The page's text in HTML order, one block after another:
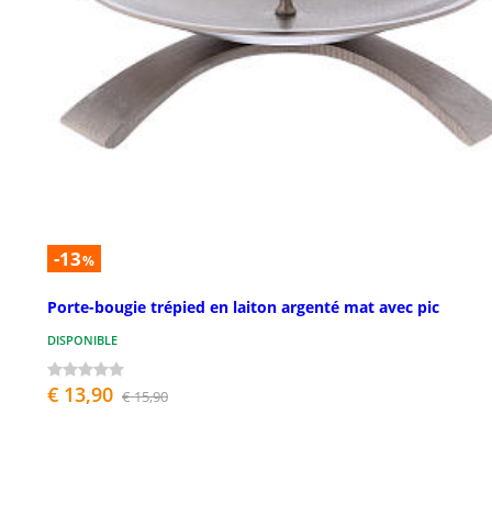
-13%
Porte-bougie trépied en laiton argenté mat avec pic
DISPONIBLE
€ 13,90 € 15,90